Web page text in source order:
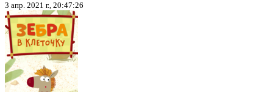
3 апр. 2021 г., 20:47:26